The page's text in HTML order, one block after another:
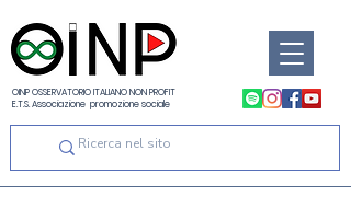
OINP OSSERVATORIO ITALIANO NON PROFIT
E.T.S. Associazione promozione sociale